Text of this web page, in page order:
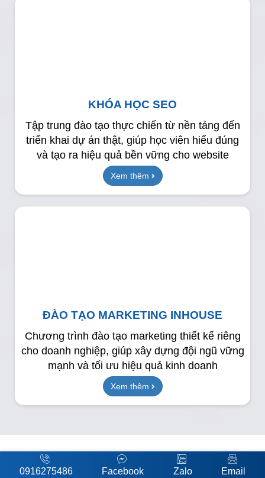
KHÓA HỌC SEO
Tập trung đào tạo thực chiến từ nền tảng đến
triển khai dự án thật, giúp học viên hiểu đúng
và tạo ra hiệu quả bền vững cho website
Xem thêm
ĐÀO TẠO MARKETING INHOUSE
Chương trình đào tạo marketing thiết kế riêng
cho doanh nghiệp, giúp xây dựng đội ngũ vững
mạnh và tối ưu hiệu quả kinh doanh
Xem thêm
CÁC CHUYÊN VIÊN TƯ VẤN
CỦA
0916275486 Facebook Zalo Email